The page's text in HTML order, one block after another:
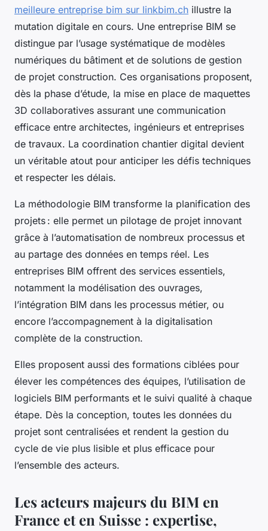
meilleure entreprise bim sur linkbim.ch illustre la
mutation digitale en cours. Une entreprise BIM se
distingue par l’usage systématique de modèles
numériques du bâtiment et de solutions de gestion
de projet construction. Ces organisations proposent,
dès la phase d’étude, la mise en place de maquettes
3D collaboratives assurant une communication
efficace entre architectes, ingénieurs et entreprises
de travaux. La coordination chantier digital devient
un véritable atout pour anticiper les défis techniques
et respecter les délais.
La méthodologie BIM transforme la planification des
projets : elle permet un pilotage de projet innovant
grâce à l’automatisation de nombreux processus et
au partage des données en temps réel. Les
entreprises BIM offrent des services essentiels,
notamment la modélisation des ouvrages,
l’intégration BIM dans les processus métier, ou
encore l’accompagnement à la digitalisation
complète de la construction.
Elles proposent aussi des formations ciblées pour
élever les compétences des équipes, l’utilisation de
logiciels BIM performants et le suivi qualité à chaque
étape. Dès la conception, toutes les données du
projet sont centralisées et rendent la gestion du
cycle de vie plus lisible et plus efficace pour
l’ensemble des acteurs.
Les acteurs majeurs du BIM en
France et en Suisse : expertise,